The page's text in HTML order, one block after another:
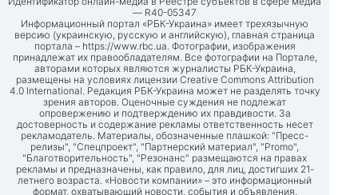
— R40-05347
Информационный портал «РБК-Украина» имеет трехязычную
версию (украинскую, русскую и английскую), главная страница
портала – https://www.rbc.ua. Фотографии, изображения
принадлежат их правообладателям. Все фотографии на Портале,
авторами которых являются журналисты РБК-Украина,
размещены на условиях лицензии Creative Commons Attribution
4.0 International. Редакция РБК-Украина может не разделять точку
зрения авторов. Оценочные суждения не подлежат
опровержению и подтверждению их правдивости. За
достоверность и содержание рекламы ответственность несет
рекламодатель. Материалы, обозначенные плашкой: "Пресс-
релизы", "Спецпроект", "Партнерский материал", "Promo",
"Благотворительность", "Резонанс" размещаются на правах
рекламы и предназначены, как правило, для лиц, достигших 21-
летнего возраста. «Новости компании» – это информационный
формат, охватывающий новости, события и объявления,